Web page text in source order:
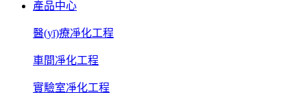
產品中心
醫(yī)療凈化工程
車間凈化工程
實驗室凈化工程